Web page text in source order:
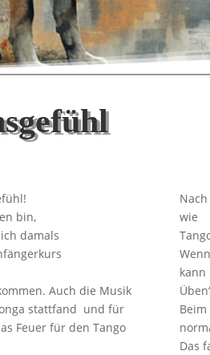
bin,
damals
Auch die Musik
stattfand und für
Feuer für den Tango
wie
kann
Das